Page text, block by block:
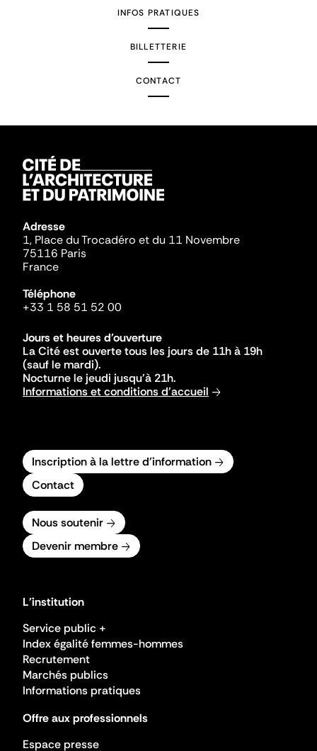
INFOS PRATIQUES
BILLETTERIE
CONTACT
Adresse
1, Place du Trocadéro et du 11 Novembre
75116 Paris
France
Téléphone
+33 1 58 51 52 00
Jours et heures d'ouverture
La Cité est ouverte tous les jours de 11h à 19h
(sauf le mardi).
Nocturne le jeudi jusqu'à 21h.
Informations et conditions d'accueil
Inscription à la lettre d'information
Contact
Nous soutenir
Devenir membre
L'institution
Service public +
Index égalité femmes-hommes
Recrutement
Marchés publics
Informations pratiques
Offre aux professionnels
Espace presse